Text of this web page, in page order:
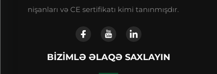
nişanları və CE sertifikatı kimi tanınmışdır.
BIZIMLƏ ƏLAQƏ SAXLAYIN